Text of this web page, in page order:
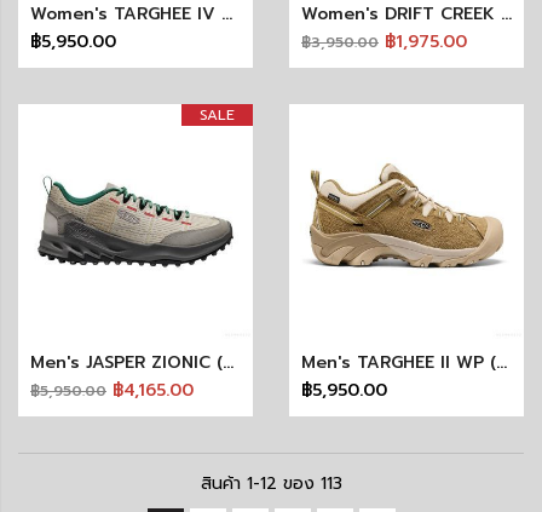
Women's TARGHEE IV WP (ALLOY/GRANITE GREEN)
฿5,950.00
Women's DRIFT CREEK H2 (ALLOY/GRANITE GREEN)
฿3,950.00 ฿1,975.00
SALE
Men's JASPER ZIONIC (ELNEST VAPOR/ALLOY) KEEN × ELNEST CREATIVE ACTIVITY
฿5,950.00 ฿4,165.00
Men's TARGHEE II WP (KHAKI/BIRCH)
฿5,950.00
สินค้า 1-12 ของ 113